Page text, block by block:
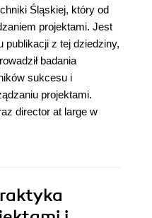
Śląskiej, który od
projektami. Jest
publikacji z tej dziedziny,
badania
sukcesu i
projektami.
director at large w